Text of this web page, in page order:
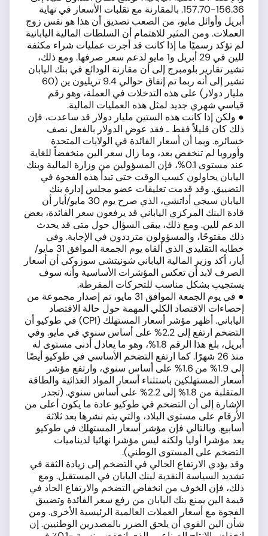
156.36-157.70. بالمقارنة مع تقلبات الأسعار في نهاية
أبريل وأوائل مايو، من الصعب تصديق أن هذا هو نفس زوج
العملات. ومن المثير للاهتمام أن السلطات المالية اليابانية
لم تؤكد رسميًا ما إذا كانت قد أجرت عمليات شراء مكثفة
للين في 29 أبريل و1 مايو لدعم سعر صرفها. ومع ذلك،
تشير تقارير بلومبرج إلى أن مقارنة الودائع في بنك اليابان
تشير إلى أنه ربما تم إنفاق حوالي 9.4 تريليون ين (60
مليار دولار) على هذه التدخلات في العملة، وهو رقم
قياسي شهري جديد لمثل هذه العمليات المالية.
● ولكن إذا كانت هذه الستين مليار دولار قد ساعدت، فإن
ذلك كان قليلاً فقط ـ فقد عوض الدولار بالفعل نصف
خسائره. وبما أن أسعار الفائدة في الولايات المتحدة
وأوروبا لم تنخفض بعد، وما زال سعر الين منخفضاً للغاية
عند مستوى 0.1%، فإن المسؤولين من وزارة المالية وبنك
اليابان يحاولون كسب الوقت حتى تبدأ هذه الفجوة في
التضييق. وقد قدمت تعليقات عضو مجلس إدارة بنك
اليابان سيجي أداتشي، الذي صرح يوم 30 مايو/أيار أن
قادة البنك المركزي الياباني قد يرفعون سعر الفائدة، بعض
الدعم للين. ومع ذلك، يبقى السؤال حول متى قد يحدث
ذلك مفتوحًا، والمسؤولون مترددون في الإجابة. وفي
خطابه التقليدي الذي ألقاه يوم الجمعة الموافق 31 مايو/
أيار، أكد وزير المالية الياباني شونيتشي سوزوكي أن أسعار
الصرف لابد أن تعكس المؤشرات الأساسية وأنه سوف
يستجيب بشكل مناسب للتحركات المفرطة.
● في يوم الجمعة الموافق 31 مايو، تم إصدار مجموعة من
إحصاءات الاقتصاد الكلي المهمة حول حالة الاقتصاد
الياباني. أظهر مؤشر أسعار المستهلك (CPI) في طوكيو أن
التضخم ارتفع إلى 2.2% على أساس سنوي في مايو. وفي
أبريل، بلغ هذا الرقم 1.8%، وهو ما يعادل أدنى مستوى له
منذ 26 شهرًا. كما ارتفع التضخم الأساسي في طوكيو أيضًا
إلى 1.9% من 1.6% على أساس سنوي، وارتفع مؤشر
أسعار المستهلكين باستثناء أسعار المواد الغذائية والطاقة
المتقلبة من 1.8% إلى 2.2% على أساس سنوي. (تجدر
الإشارة إلى أن التضخم في طوكيو عادة ما يكون أعلى من
الأرقام على مستوى البلاد، والتي يتم نشرها بعد ثلاثة
أسابيع. وبالتالي فإن مؤشر أسعار المستهلك في طوكيو
يعد مؤشرا أوليا ولكنه ليس مؤشرا نهائيا لديناميات
التضخم على المستوى الوطني).
وقد يؤدي الارتفاع الحالي في التضخم إلى زيادة الثقة في
تشديد السياسة النقدية لبنك اليابان في المستقبل. ومع
ذلك، فإن الخوف من انخفاض التضخم والارتفاع الحاد في
قيمة الين يمنع بنك اليابان من رفع سعر الفائدة وتضييق
الفجوة مع أسعار العملات العالمية الرئيسية الأخرى. ومن
شأن الين القوي أن يلحق الضرر بالمصدرين الوطنيين. إن